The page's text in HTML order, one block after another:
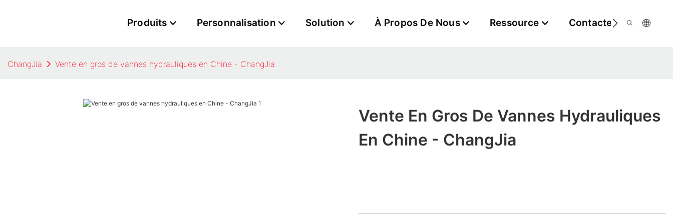
Produits Personnalisation Solution À Propos De Nous Ressource Contactez-Nous
ChangJia Vente en gros de vannes hydrauliques en Chine - ChangJia
Vente En Gros De Vannes Hydrauliques
En Chine - ChangJia